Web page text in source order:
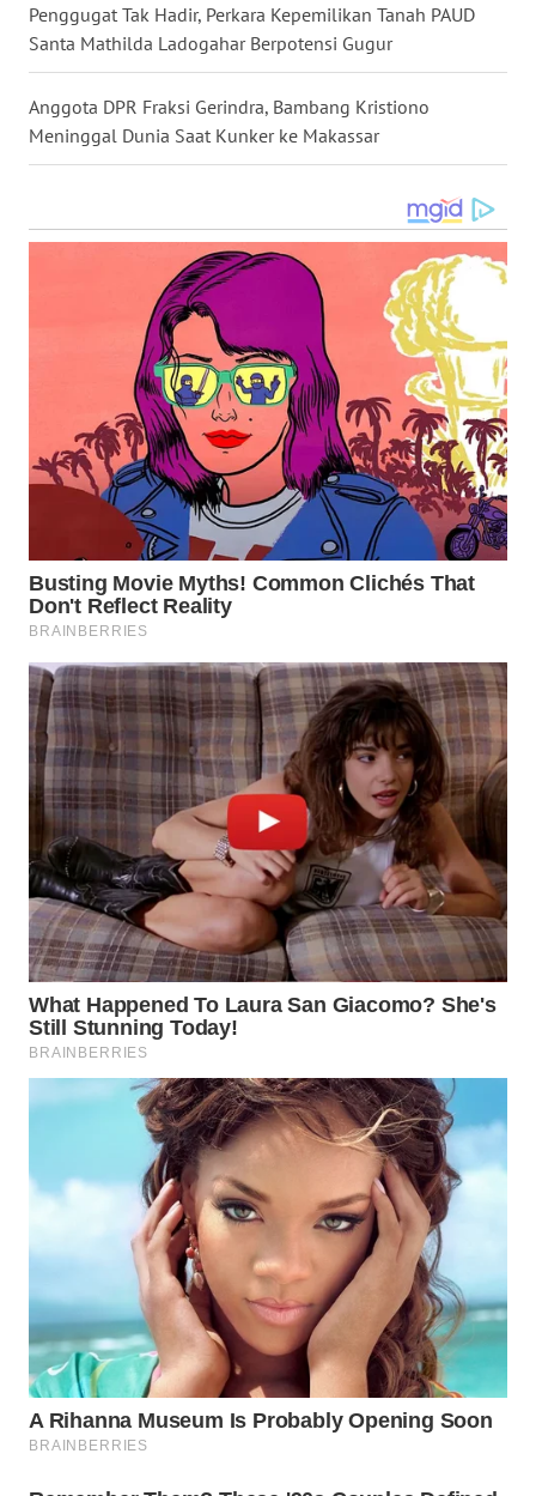
Penggugat Tak Hadir, Perkara Kepemilikan Tanah PAUD
Santa Mathilda Ladogahar Berpotensi Gugur
Anggota DPR Fraksi Gerindra, Bambang Kristiono
Meninggal Dunia Saat Kunker ke Makassar
WN
MALUKU
WN
MALUT
DAIRI
NIAS
WN
WN
TAPANULI
SELATAN
WN
TANJUNG
LESUNG
WN
KARO
WN
SIMALUNGUN
WN
LABUHANBATU
WN
TAPANULI
WN DELI
TEBING
TINGGI
WN
PAKPAK